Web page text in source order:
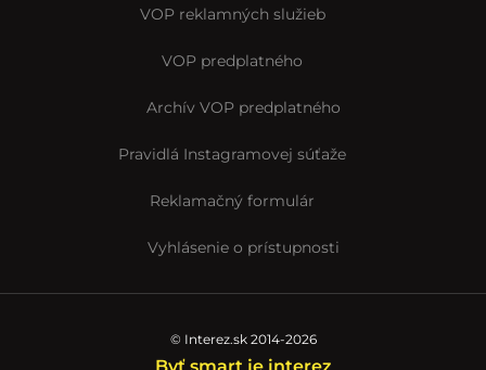
VOP reklamných služieb
VOP predplatného
Archív VOP predplatného
Pravidlá Instagramovej súťaže
Reklamačný formulár
Vyhlásenie o prístupnosti
© Interez.sk 2014-2026